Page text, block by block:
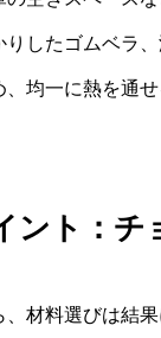
したゴムベラ
均一に熱を通
ント：チ
材料選びは結